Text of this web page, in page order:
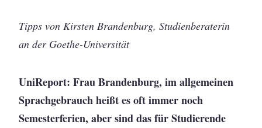
Tipps von Kirsten Brandenburg, Studienberaterin
an der Goethe-Universität
UniReport: Frau Brandenburg, im allgemeinen
Sprachgebrauch heißt es oft immer noch
Semesterferien, aber sind das für Studierende